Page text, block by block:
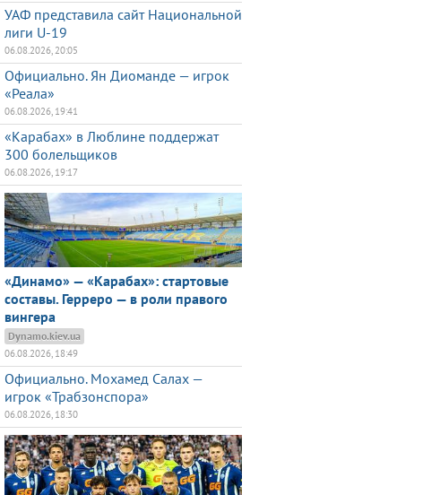
УАФ представила сайт Национальной
лиги U-19
06.08.2026, 20:05
Официально. Ян Диоманде — игрок
«Реала»
06.08.2026, 19:41
«Карабах» в Люблине поддержат
300 болельщиков
06.08.2026, 19:17
«Динамо» — «Карабах»: стартовые
составы. Герреро — в роли правого
вингера
Dynamo.kiev.ua
06.08.2026, 18:49
Официально. Мохамед Салах —
игрок «Трабзонспора»
06.08.2026, 18:30